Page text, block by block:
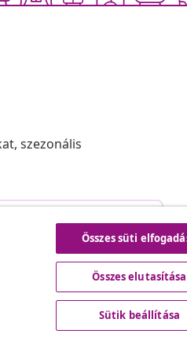
szezonális
Szerződéstől való elállás
vidaXL
A
Összes süti
Összes elutasítása
Sütik beállítása